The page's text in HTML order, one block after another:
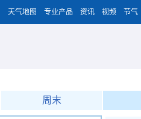
天气地图 专业产品 资讯 视频 节气
周末